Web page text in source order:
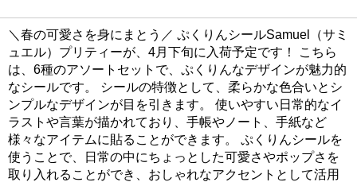
＼春の可愛さを身にまとう／ ぷくりんシールSamuel（サミ
ュエル）プリティーが、4月下旬に入荷予定です！ こちら
は、6種のアソートセットで、ぷくりんなデザインが魅力的
なシールです。 シールの特徴として、柔らかな色合いとシ
ンプルなデザインが目を引きます。 使いやすい日常的なイ
ラストや言葉が描かれており、手帳やノート、手紙など
様々なアイテムに貼ることができます。 ぷくりんシールを
使うことで、日常の中にちょっとした可愛さやポップさを
取り入れることができ、おしゃれなアクセントとして活用